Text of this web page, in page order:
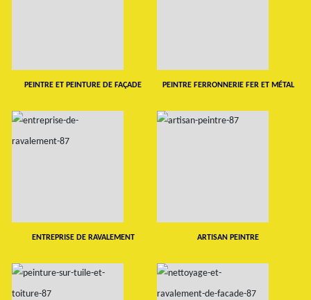
PEINTRE ET PEINTURE DE FAÇADE PEINTRE FERRONNERIE FER ET MÉTAL
ENTREPRISE DE RAVALEMENT ARTISAN PEINTRE